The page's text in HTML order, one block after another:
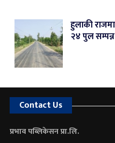
हुलाकी
२४ पुल सम्पन्न
Contact Us
प्रभाव पब्लिकेसन प्रा.लि.